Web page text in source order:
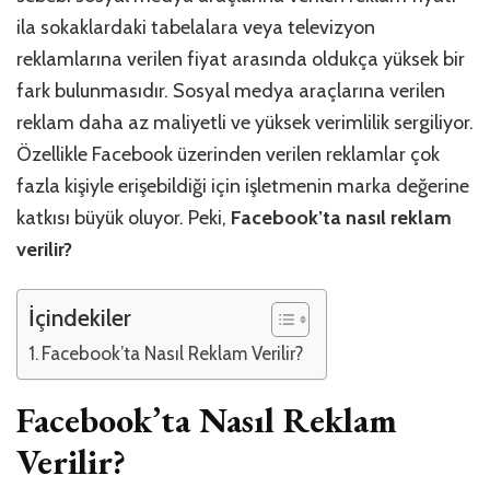
ila sokaklardaki tabelalara veya televizyon
reklamlarına verilen fiyat arasında oldukça yüksek bir
fark bulunmasıdır. Sosyal medya araçlarına verilen
reklam daha az maliyetli ve yüksek verimlilik sergiliyor.
Özellikle Facebook üzerinden verilen reklamlar çok
fazla kişiyle erişebildiği için işletmenin marka değerine
katkısı büyük oluyor. Peki, Facebook’ta nasıl reklam
verilir?
İçindekiler
Facebook’ta Nasıl Reklam Verilir?
Facebook’ta Nasıl Reklam
Verilir?